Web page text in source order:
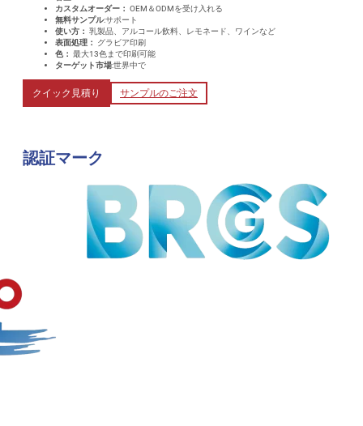
カスタムオーダー： OEM＆ODMを受け入れる
無料サンプル:サポート
使い方： 乳製品、アルコール飲料、レモネード、ワインなど
表面処理：
グラビア印刷
色： 最大13色まで印刷可能
ターゲット市場:世界中で
クイック見積り サンプルのご注文
認証マーク